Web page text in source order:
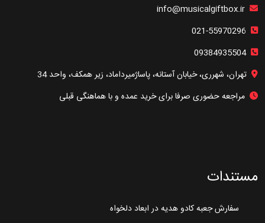
09384935504
تهران، شهرری، خیابان آستانه، پاساژمیرداماد، زیر همکف، واحد 34
مراجعه حضوری صرفا برای خرید عمده و با هماهنگی قبلی
مستندات
سفارش جعبه کادو هدیه در ابعاد دلخواه